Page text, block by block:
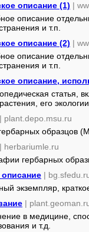
описание (1) |
описание
и т.п.
описание (2) |
описание
и т.п.
описание,
статья,
его
| plant.depo.msu.ru
образцов
| herbariumle.ru
гербарных
|
экземпляр,
|
в медицине,
и т.д.